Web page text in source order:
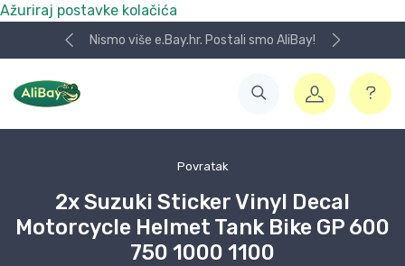
Ažuriraj postavke kolačića
Nismo više e.Bay.hr. Postali smo AliBay!
Povratak
2x Suzuki Sticker Vinyl Decal
Motorcycle Helmet Tank Bike GP 600
750 1000 1100